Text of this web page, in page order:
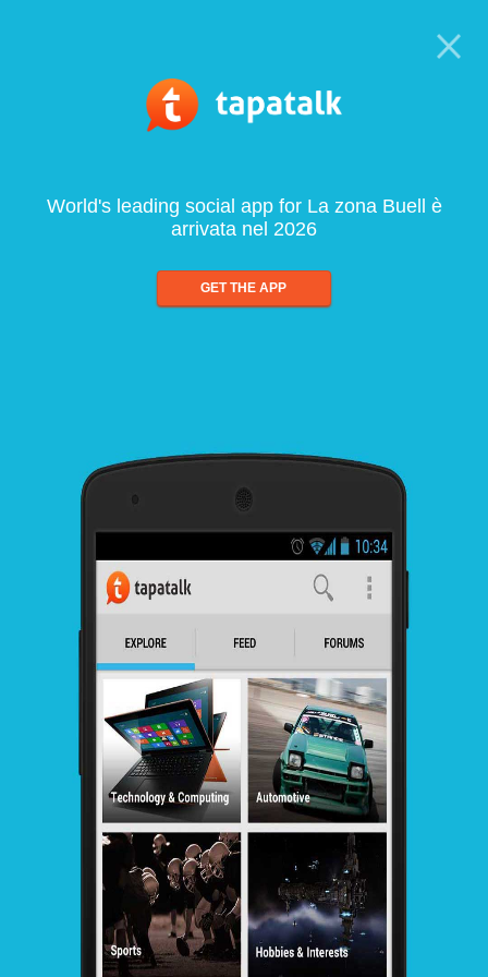
World's leading social app for La zona Buell è
arrivata nel 2026
GET THE APP